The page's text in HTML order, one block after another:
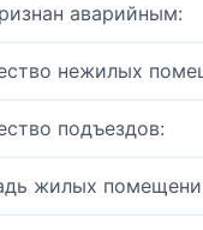
аварийным:
нежилых
подъездов:
жилых